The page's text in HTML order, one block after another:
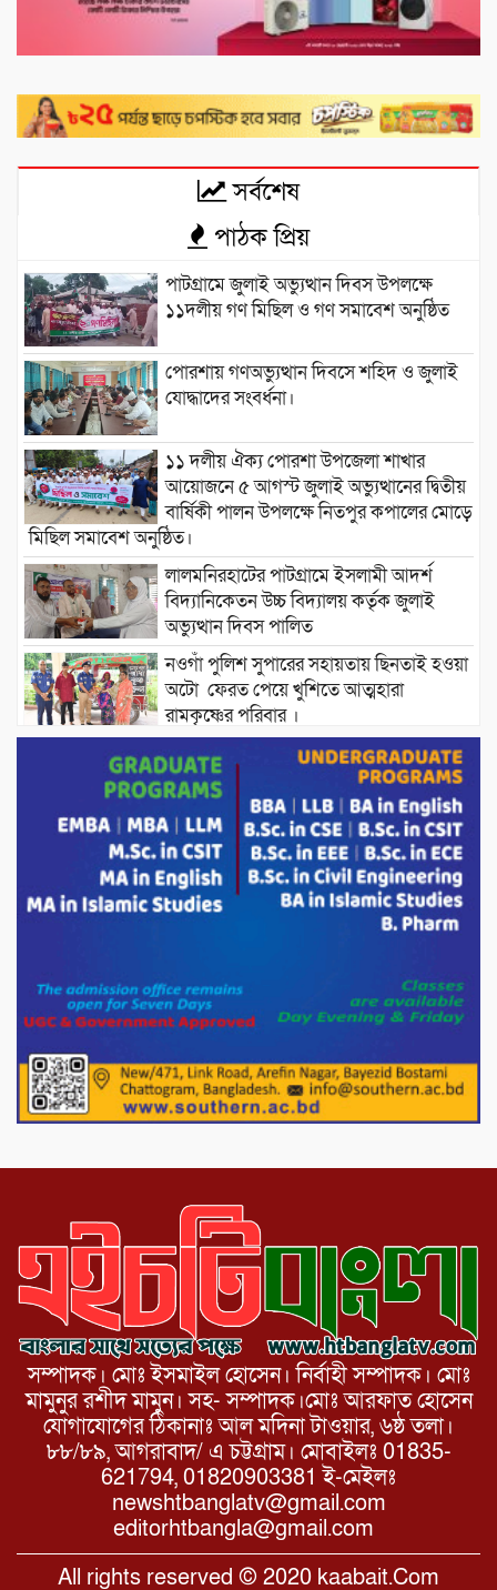
সর্বশেষ
পাঠক প্রিয়
পাটগ্রামে জুলাই অভ্যুত্থান দিবস উপলক্ষে
১১দলীয় গণ মিছিল ও গণ সমাবেশ অনুষ্ঠিত
পোরশায় গণঅভ্যুত্থান দিবসে শহিদ ও জুলাই
যোদ্ধাদের সংবর্ধনা।
১১ দলীয় ঐক্য পোরশা উপজেলা শাখার
আয়োজনে ৫ আগস্ট জুলাই অভ্যুত্থানের দ্বিতীয়
বার্ষিকী পালন উপলক্ষে নিতপুর কপালের মোড়ে
মিছিল সমাবেশ অনুষ্ঠিত।
লালমনিরহাটের পাটগ্রামে ইসলামী আদর্শ
বিদ্যানিকেতন উচ্চ বিদ্যালয় কর্তৃক জুলাই
অভ্যুত্থান দিবস পালিত
নওগাঁ পুলিশ সুপারের সহায়তায় ছিনতাই হওয়া
অটো ফেরত পেয়ে খুশিতে আত্মহারা
রামকৃষ্ণের পরিবার ।
বিদ্যুৎ ও জ্বালানির অতিরিক্ত বিল আসলে যা
করতে বললেন প্রধানমন্ত্রীর তথ্য উপদেষ্টা।
চট্টগ্রামের বন্যাকবলিত স্থানে সফরে যাচ্ছেন
প্রধানমন্ত্রী ।
শতাধিক মানুষের মাঝে গোল্ডেন ডায়াগনস্টিক
পাটগ্রামে শালিসী বৈঠককে কেন্দ্র করে বিএনপি
আত্মহত্যার অভিযোগ
নওগাঁর পোরশায় মাননীয় প্রধানমন্ত্রীর দেওয়া
সম্পাদক। মোঃ ইসমাইল হোসেন। নির্বাহী সম্পাদক। মোঃ
মামুনুর রশীদ মামুন। সহ- সম্পাদক।মোঃ আরফাত হোসেন
যোগাযোগের ঠিকানাঃ আল মদিনা টাওয়ার, ৬ষ্ঠ তলা।
৮৮/৮৯, আগরাবাদ/ এ চট্টগ্রাম। মোবাইলঃ 01835-
621794, 01820903381 ই-মেইলঃ
newshtbanglatv@gmail.com
editorhtbangla@gmail.com
All rights reserved © 2020 kaabait.Com